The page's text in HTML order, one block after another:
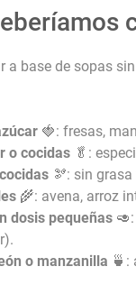
a base de sopas
🍓: fresas,
o cocidas 🥬:
🫘: sin
🌾: avena, arroz
dosis pequeñas
o manzanilla 🍵: